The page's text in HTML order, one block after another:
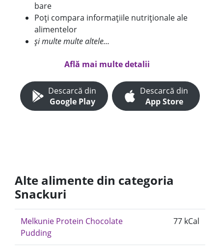
bare
Poți compara informațiile nutriționale ale
alimentelor
și multe multe altele...
Află mai multe detalii
Descarcă din
Google Play
Descarcă din
App Store
Alte alimente din categoria
Snackuri
Melkunie Protein Chocolate
Pudding
77 kCal